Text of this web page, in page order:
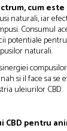
cum
naturali, iar
Consumul
potentiale
naturali.
si il face sa se
uleiurilor CBD.
pentru